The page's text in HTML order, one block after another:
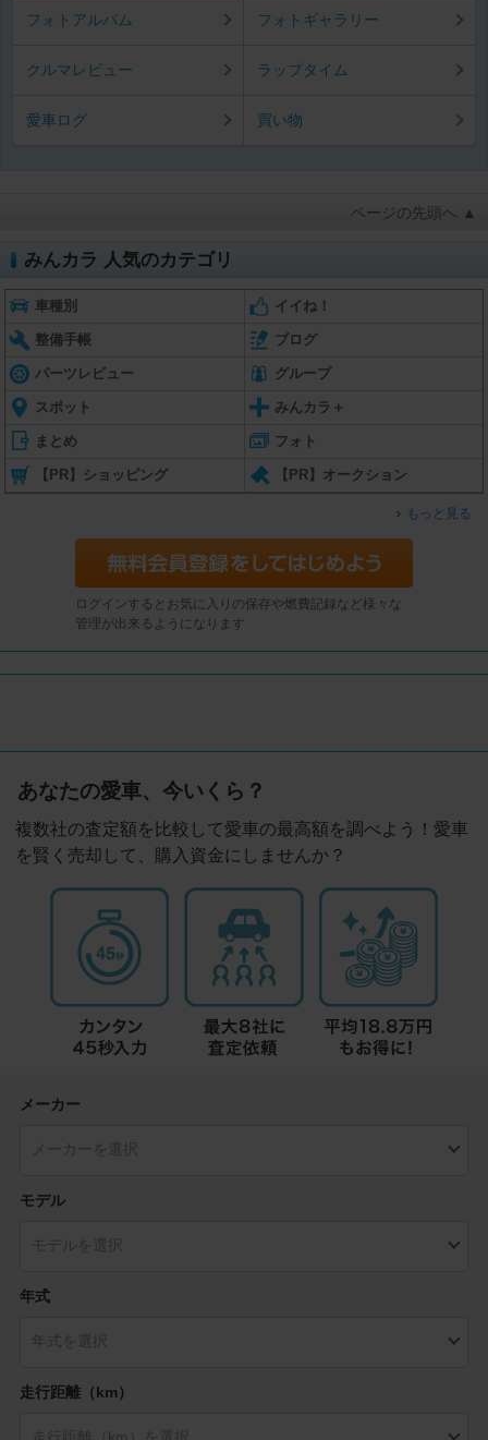
フォトアルバム フォトギャラリー
クルマレビュー ラップタイム
愛車ログ 買い物
ページの先頭へ ▲
みんカラ 人気のカテゴリ
車種別 イイね！
整備手帳 ブログ
パーツレビュー グループ
スポット みんカラ＋
まとめ フォト
【PR】ショッピング 【PR】オークション
もっと見る
ログインするとお気に入りの保存や燃費記録など様々な
管理が出来るようになります
あなたの愛車、今いくら？
複数社の査定額を比較して愛車の最高額を調べよう！愛車
を賢く売却して、購入資金にしませんか？
メーカー
モデル
年式
走行距離（km）